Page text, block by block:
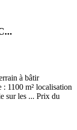
à bâtir
1100 m² localisation
sur les ... Prix du